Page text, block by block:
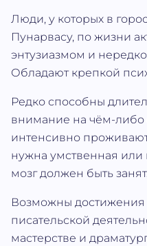
Люди, у которых в
Пунарвасу, по жизни
энтузиазмом и
Обладают крепкой
Редко способны
внимание на чём-
интенсивно
нужна умственная или
мозг должен быть
Возможны достижения
писательской
мастерстве и